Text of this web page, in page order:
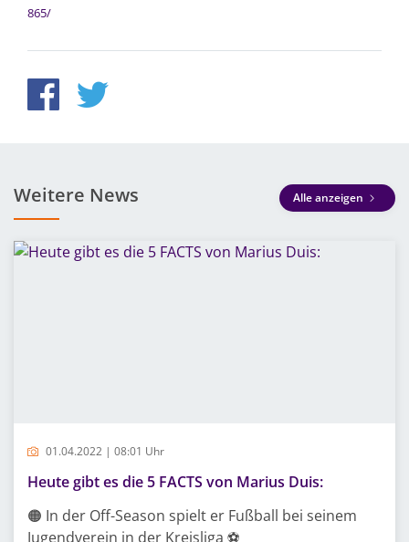
865/
Weitere News Alle anzeigen
01.04.2022 | 08:01 Uhr
Heute gibt es die 5 FACTS von Marius Duis:
🟠 In der Off-Season spielt er Fußball bei seinem
Jugendverein in der Kreisliga ⚽️